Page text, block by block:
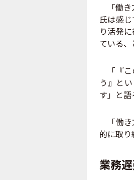
「働き
氏は感
り活発
ている、
「『こ
う』と
す」と語
「働き
的に取り
業務